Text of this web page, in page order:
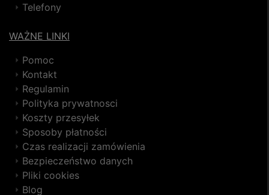
Telefony
WAŻNE LINKI
Pomoc
Kontakt
Regulamin
Polityka prywatnosci
Koszty przesyłek
Sposoby płatności
Czas realizacji zamówienia
Bezpieczeństwo danych
Pliki cookies
Blog